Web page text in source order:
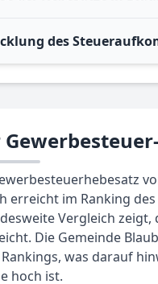
des
erreicht im Ranking
Vergleich
Die Gemeinde
was darauf
hoch ist.